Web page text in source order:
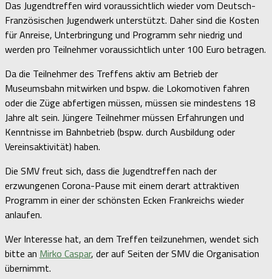
Das Jugendtreffen wird voraussichtlich wieder vom Deutsch-
Französischen Jugendwerk unterstützt. Daher sind die Kosten
für Anreise, Unterbringung und Programm sehr niedrig und
werden pro Teilnehmer voraussichtlich unter 100 Euro betragen.
Da die Teilnehmer des Treffens aktiv am Betrieb der
Museumsbahn mitwirken und bspw. die Lokomotiven fahren
oder die Züge abfertigen müssen, müssen sie mindestens 18
Jahre alt sein. Jüngere Teilnehmer müssen Erfahrungen und
Kenntnisse im Bahnbetrieb (bspw. durch Ausbildung oder
Vereinsaktivität) haben.
Die SMV freut sich, dass die Jugendtreffen nach der
erzwungenen Corona-Pause mit einem derart attraktiven
Programm in einer der schönsten Ecken Frankreichs wieder
anlaufen.
Wer Interesse hat, an dem Treffen teilzunehmen, wendet sich
bitte an Mirko Caspar, der auf Seiten der SMV die Organisation
übernimmt.